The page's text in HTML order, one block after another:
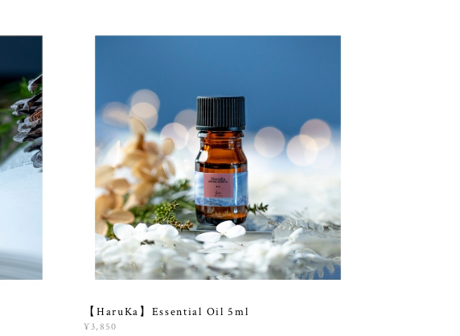
【HaruKa】Essential Oil 5ml
¥3,850